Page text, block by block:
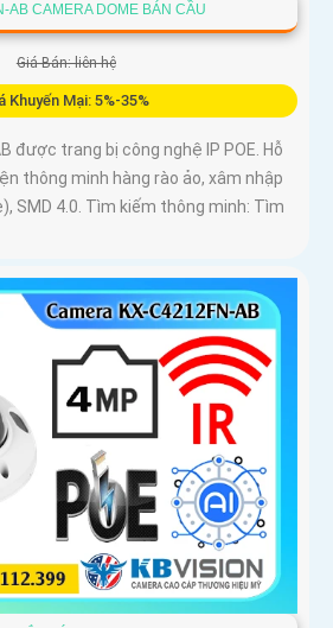
AB CAMERA DOME BÁN CẦU
Giá Bán: liên hệ
Khuyến Mại: 5%-35%
được trang bị công nghệ IP POE. Hỗ
thông minh hàng rào ảo, xâm nhập
SMD 4.0. Tìm kiếm thông minh: Tìm